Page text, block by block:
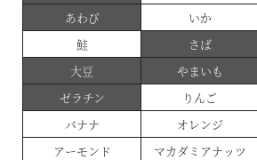
あわび
いか
鮭
さば
大豆
やまいも
ゼラチン
りんご
バナナ
オレンジ
アーモンド
マカダミアナッツ